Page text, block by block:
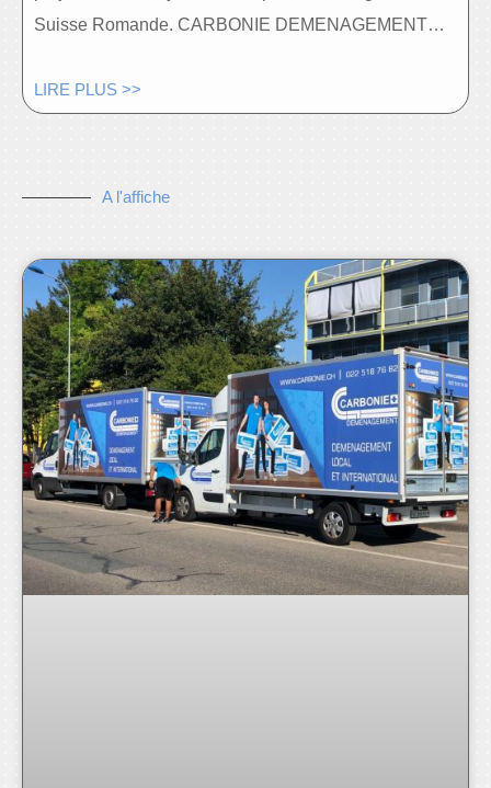
Suisse Romande. CARBONIE DEMENAGEMENT…
LIRE PLUS >>
A l'affiche